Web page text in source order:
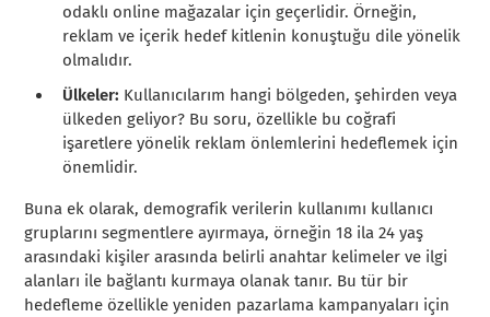
odaklı online mağazalar için geçerlidir. Örneğin,
reklam ve içerik hedef kitlenin konuştuğu dile yönelik
olmalıdır.
Ülkeler: Kullanıcılarım hangi bölgeden, şehirden veya
ülkeden geliyor? Bu soru, özellikle bu coğrafi
işaretlere yönelik reklam önlemlerini hedeflemek için
önemlidir.
Buna ek olarak, demografik verilerin kullanımı kullanıcı
gruplarını segmentlere ayırmaya, örneğin 18 ila 24 yaş
arasındaki kişiler arasında belirli anahtar kelimeler ve ilgi
alanları ile bağlantı kurmaya olanak tanır. Bu tür bir
hedefleme özellikle yeniden pazarlama kampanyaları için